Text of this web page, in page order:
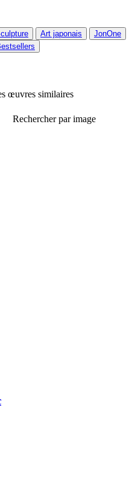
Art japonais
JonOne
œuvres similaires
Rechercher par image